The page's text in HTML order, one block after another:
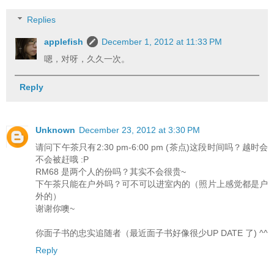
Replies
applefish
December 1, 2012 at 11:33 PM
嗯，对呀，久久一次。
Reply
Unknown December 23, 2012 at 3:30 PM
请问下午茶只有2:30 pm-6:00 pm (茶点)这段时间吗？越时会
不会被赶哦 :P
RM68 是两个人的份吗？其实不会很贵~
下午茶只能在户外吗？可不可以进室内的（照片上感觉都是户
外的）
谢谢你噢~
你面子书的忠实追随者（最近面子书好像很少UP DATE 了) ^^
Reply